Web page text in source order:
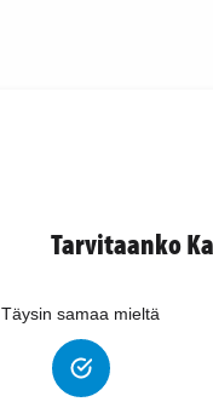
Tarvitaanko
Täysin samaa mieltä